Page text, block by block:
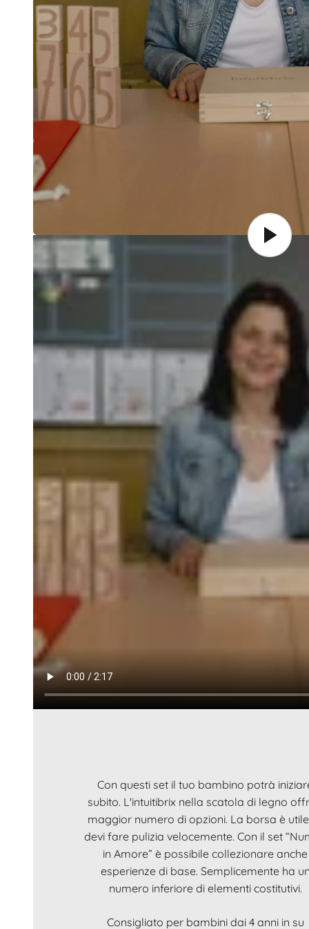
Con questi set il tuo bambino potrà
subito. L'intuitibrix nella scatola di legno
maggior numero di opzioni. La borsa è
devi fare pulizia velocemente. Con il set
in Amore” è possibile collezionare anche
esperienze di base. Semplicemente ha un
numero inferiore di elementi costitutivi.
Consigliato per bambini dai 4 anni in su